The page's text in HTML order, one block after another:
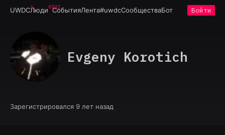
UWDCЛюди6932
СобытияЛента#uwdcСообществаБот Войти
Evgeny Korotich
Зарегистрировался 9 лет назад